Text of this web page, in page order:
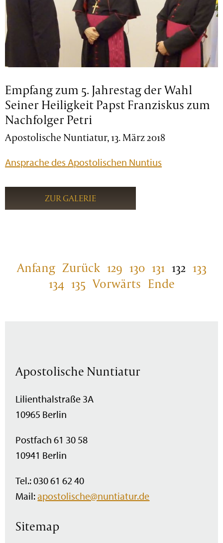
Empfang zum 5. Jahrestag der Wahl
Seiner Heiligkeit Papst Franziskus zum
Nachfolger Petri
Apostolische Nuntiatur, 13. März 2018
Ansprache des Apostolischen Nuntius
ZUR GALERIE
Anfang Zurück 129 130 131 132 133
134 135 Vorwärts Ende
Apostolische Nuntiatur
Lilienthalstraße 3A
10965 Berlin
Postfach 61 30 58
10941 Berlin
Tel.: 030 61 62 40
Mail:apostolische@nuntiatur.de
Sitemap